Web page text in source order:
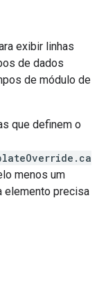
exibir linhas
de dados
de módulo de
que definem o
menos um
elemento precisa